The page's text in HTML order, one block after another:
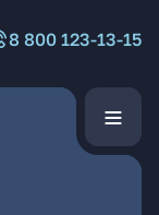
8 800 123-13-15